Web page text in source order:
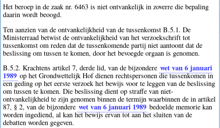
Het beroep in de zaak nr. 6463 is niet ontvankelijk in zoverre die bepaling
daarin wordt beoogd.
Ten aanzien van de ontvankelijkheid van de tussenkomst B.5.1. De
Ministerraad betwist de ontvankelijkheid van het verzoekschrift tot
tussenkomst om reden dat de tussenkomende partij niet aantoont dat de
beslissing om tussen te komen, door het bevoegde orgaan is genomen.
B.5.2. Krachtens artikel 7, derde lid, van de bijzondere wet van 6 januari
1989 op het Grondwettelijk Hof dienen rechtspersonen die tussenkomen in
een geding op het eerste verzoek het bewijs voor te leggen van de beslissing
om tussen te komen. Die beslissing dient op straffe van niet-
ontvankelijkheid te zijn genomen binnen de termijn waarbinnen de in artikel
87, § 2, van de bijzondere wet van 6 januari 1989 bedoelde memorie kan
worden ingediend, al kan het bewijs ervan tot aan het sluiten van de
debatten worden gegeven.